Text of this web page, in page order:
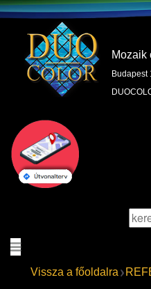
Mozaik
Budapest
Vissza a főoldalra